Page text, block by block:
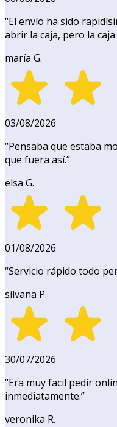
“El envío ha sido
abrir la caja, pero la
maría G.
03/08/2026
“Pensaba que estaba
que fuera así.”
elsa G.
01/08/2026
“Servicio rápido todo
silvana P.
30/07/2026
“Era muy facil pedir
inmediatamente.”
veronika R.